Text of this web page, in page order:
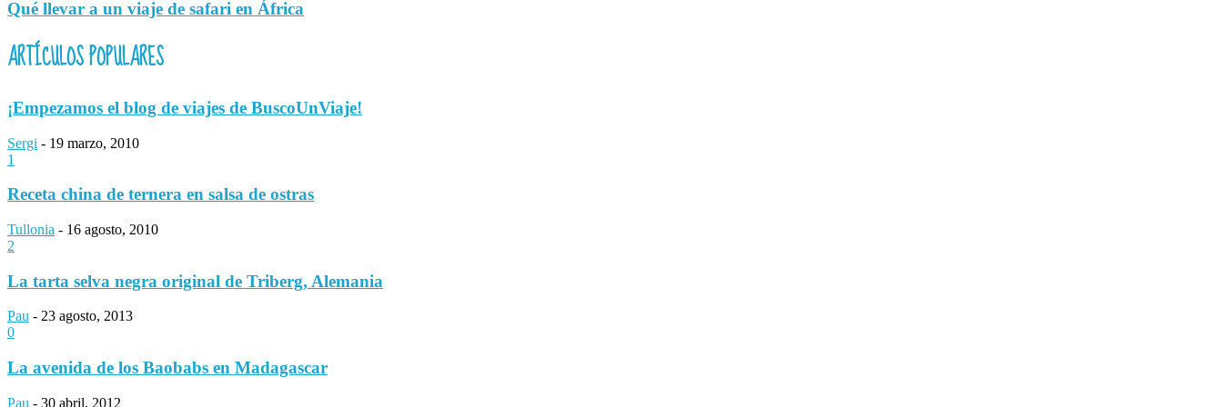
Qué llevar a un viaje de safari en África
ARTÍCULOS POPULARES
¡Empezamos el blog de viajes de BuscoUnViaje!
Sergi - 19 marzo, 2010
1
Receta china de ternera en salsa de ostras
Tullonia - 16 agosto, 2010
2
La tarta selva negra original de Triberg, Alemania
Pau - 23 agosto, 2013
0
La avenida de los Baobabs en Madagascar
Pau - 30 abril, 2012